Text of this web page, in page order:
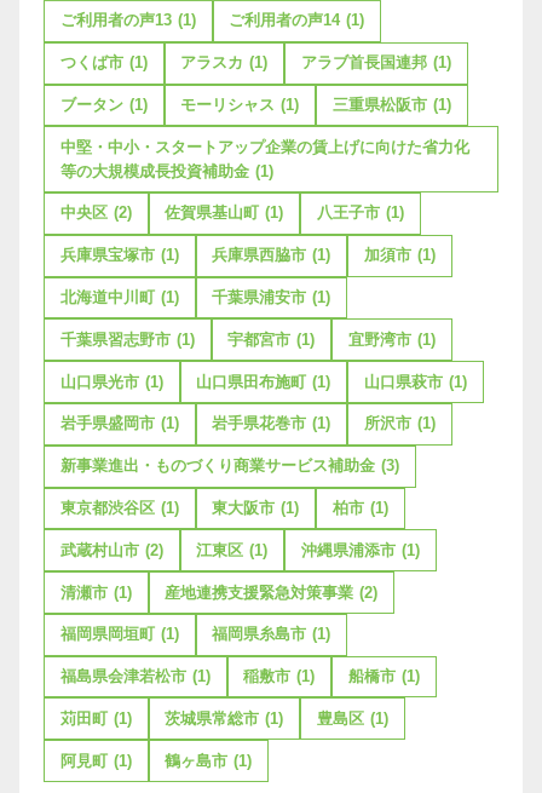
ご利用者の声13 (1) ご利用者の声14 (1)
つくば市 (1) アラスカ (1) アラブ首長国連邦 (1)
ブータン (1) モーリシャス (1) 三重県松阪市 (1)
中堅・中小・スタートアップ企業の賃上げに向けた省力化
等の大規模成長投資補助金 (1)
中央区 (2) 佐賀県基山町 (1) 八王子市 (1)
兵庫県宝塚市 (1) 兵庫県西脇市 (1) 加須市 (1)
北海道中川町 (1) 千葉県浦安市 (1)
千葉県習志野市 (1) 宇都宮市 (1) 宜野湾市 (1)
山口県光市 (1) 山口県田布施町 (1) 山口県萩市 (1)
岩手県盛岡市 (1) 岩手県花巻市 (1) 所沢市 (1)
新事業進出・ものづくり商業サービス補助金 (3)
東京都渋谷区 (1) 東大阪市 (1) 柏市 (1)
武蔵村山市 (2) 江東区 (1) 沖縄県浦添市 (1)
清瀬市 (1) 産地連携支援緊急対策事業 (2)
福岡県岡垣町 (1) 福岡県糸島市 (1)
福島県会津若松市 (1) 稲敷市 (1) 船橋市 (1)
苅田町 (1) 茨城県常総市 (1) 豊島区 (1)
阿見町 (1) 鶴ヶ島市 (1)